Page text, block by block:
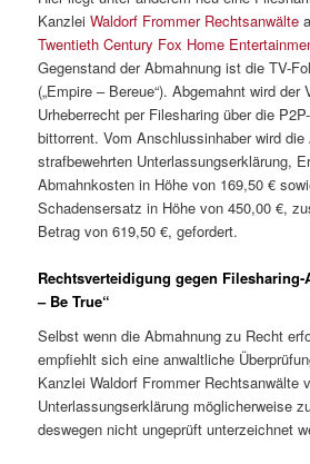
KanzleiWaldorf Frommer Rechtsanwälte
Twentieth Century Fox Home
Gegenstand der Abmahnung ist die TV-
(„Empire – Bereue“). Abgemahnt wird der
Urheberrecht per Filesharing über die
bittorrent. Vom Anschlussinhaber wird die
strafbewehrten Unterlassungserklärung,
Abmahnkosten in Höhe von 169,50 €
Schadensersatz in Höhe von 450,00 €,
Betrag von 619,50 €, gefordert.
Rechtsverteidigung gegen
– Be True“
Selbst wenn die Abmahnung zu Recht
empfiehlt sich eine anwaltliche
Kanzlei Waldorf Frommer Rechtsanwälte
Unterlassungserklärung möglicherweise
deswegen nicht ungeprüft unterzeichnet